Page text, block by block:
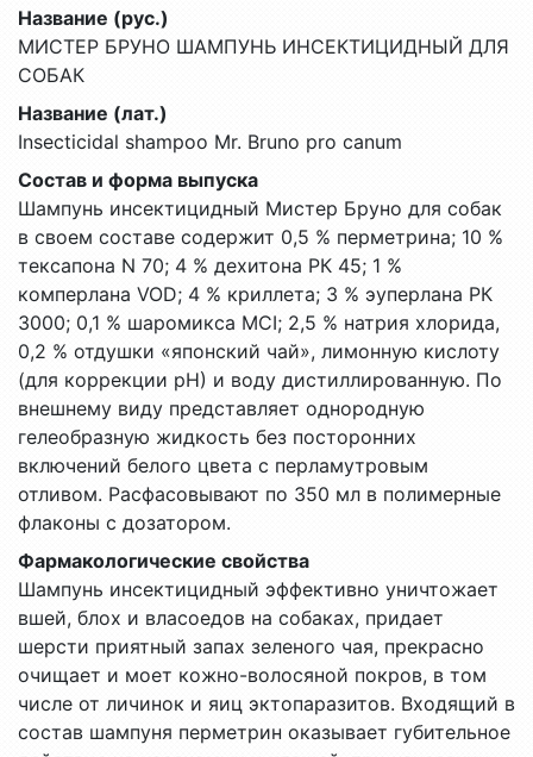
Название (рус.)
МИСТЕР БРУНО ШАМПУНЬ ИНСЕКТИЦИДНЫЙ ДЛЯ
СОБАК
Название (лат.)
Insecticidal shampoo Mr. Bruno pro canum
Состав и форма выпуска
Шампунь инсектицидный Мистер Бруно для собак
в своем составе содержит 0,5 % перметрина; 10 %
тексапона N 70; 4 % дехитона РК 45; 1 %
комперлана VOD; 4 % криллета; 3 % эуперлана РК
3000; 0,1 % шаромикса MCI; 2,5 % натрия хлорида,
0,2 % отдушки «японский чай», лимонную кислоту
(для коррекции рН) и воду дистиллированную. По
внешнему виду представляет однородную
гелеобразную жидкость без посторонних
включений белого цвета с перламутровым
отливом. Расфасовывают по 350 мл в полимерные
флаконы с дозатором.
Фармакологические свойства
Шампунь инсектицидный эффективно уничтожает
вшей, блох и власоедов на собаках, придает
шерсти приятный запах зеленого чая, прекрасно
очищает и моет кожно-волосяной покров, в том
числе от личинок и яиц эктопаразитов. Входящий в
состав шампуня перметрин оказывает губительное